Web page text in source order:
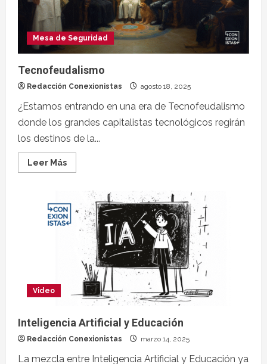
Mesa de Seguridad
Tecnofeudalismo
Redacción Conexionistas agosto 18, 2025
¿Estamos entrando en una era de Tecnofeudalismo
donde los grandes capitalistas tecnológicos regirán
los destinos de la...
Leer Más
Video
Inteligencia Artificial y Educación
Redacción Conexionistas marzo 14, 2025
La mezcla entre Inteligencia Artificial y Educación ya